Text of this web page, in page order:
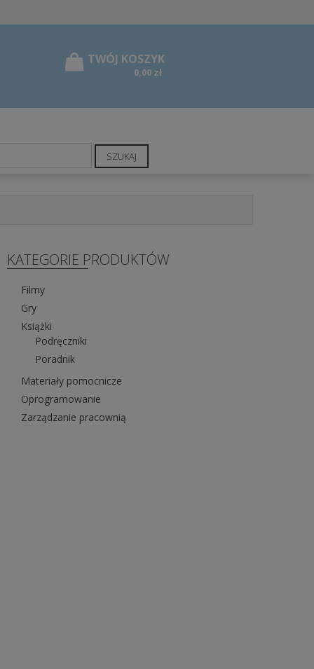
0,00 zł
SZUKAJ
KATEGORIE PRODUKTÓW
Filmy
Gry
Książki
Podręczniki
Poradnik
Materiały pomocnicze
Oprogramowanie
Zarządzanie pracownią